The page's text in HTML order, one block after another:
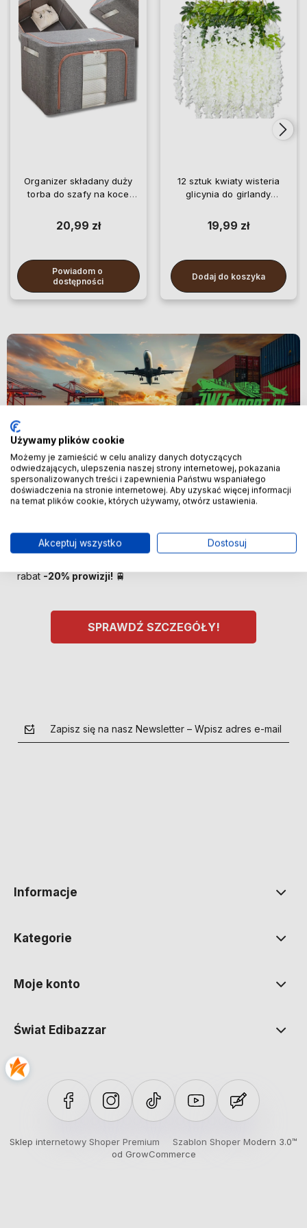
Organizer składany duży
torba do szafy na koce
20,99 zł
Powiadom o
dostępności
12 sztuk kwiaty wisteria
glicynia do girlandy
19,99 zł
Dodaj do koszyka
Nowość
🚢 Bezpośredni import z Chin –
rabat -20% prowizji! 🚆
SPRAWDŹ SZCZEGÓŁY!
Zapisz się na nasz Newsletter – Wpisz adres e-mail
Informacje
Kategorie
Moje konto
Świat Edibazzar
Sklep internetowy Shoper Premium
Szablon Shoper Modern 3.0™
od GrowCommerce
Używamy plików cookie
Możemy je zamieścić w celu analizy danych dotyczących
odwiedzających, ulepszenia naszej strony internetowej, pokazania
spersonalizowanych treści i zapewnienia Państwu wspaniałego
doświadczenia na stronie internetowej. Aby uzyskać więcej informacji
na temat plików cookie, których używamy, otwórz ustawienia.
Akceptuj wszystko Dostosuj